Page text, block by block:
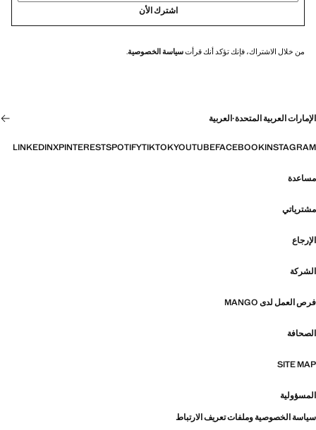
اشترك الأن
من خلال الاشتراك، فإنك تؤكد أنك قرأتسياسة الخصوصية.
الإمارات العربية المتحدة·العربية
INSTAGRAM
FACEBOOK
YOUTUBE
TIKTOK
SPOTIFY
PINTEREST
X
LINKEDIN
مساعدة
مشترياتي
الإرجاع
الشركة
فرص العمل لدى MANGO
الصحافة
SITE MAP
المسؤولية
سياسة الخصوصية وملفات تعريف الارتباط